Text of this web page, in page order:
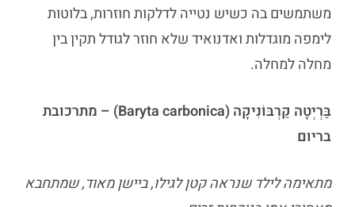
משתמשים בה כשיש נטייה לדלקות חוזרות, בלוטות
לימפה מוגדלות ואדנואיד שלא חוזר לגודל תקין בין
מחלה למחלה.
בַּרְיְטָה קַרְבּוֹנִיקָה (Baryta carbonica) – מתרכובת
בריום
מתאימה לילד שנראה קטן לגילו, ביישן מאוד, שמתחבא